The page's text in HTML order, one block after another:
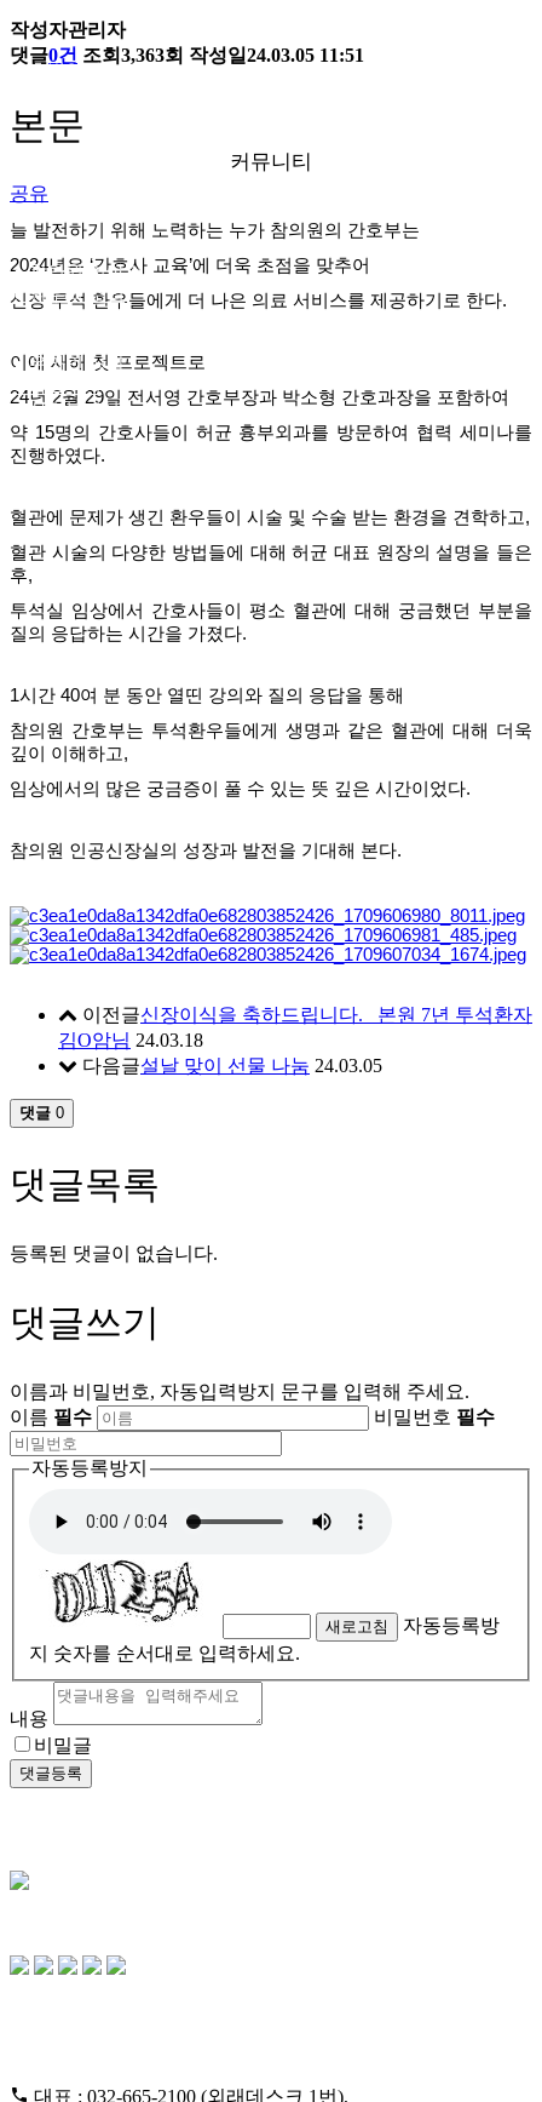
● 층별안내
커뮤니티
● 참의원 이야기
● 환우의 소리
● 온라인 상담
● 자필후기
● 사회복지실
작성자관리자
댓글0건 조회3,363회 작성일24.03.05 11:51
본문
공유
늘 발전하기 위해 노력하는 누가 참의원의 간호부는
2024년은 ‘간호사 교육’에 더욱 초점을 맞추어
신장 투석 환우들에게 더 나은 의료 서비스를 제공하기로 한다.
이에 새해 첫 프로젝트로
24년 2월 29일 전서영 간호부장과 박소형 간호과장을 포함하여
약 15명의 간호사들이 허균 흉부외과를 방문하여 협력 세미나를
진행하였다.
혈관에 문제가 생긴 환우들이 시술 및 수술 받는 환경을 견학하고,
혈관 시술의 다양한 방법들에 대해 허균 대표 원장의 설명을 들은
후,
투석실 임상에서 간호사들이 평소 혈관에 대해 궁금했던 부분을
질의 응답하는 시간을 가졌다.
1시간 40여 분 동안 열띤 강의와 질의 응답을 통해
참의원 간호부는 투석환우들에게 생명과 같은 혈관에 대해 더욱
깊이 이해하고,
임상에서의 많은 궁금증이 풀 수 있는 뜻 깊은 시간이었다.
참의원 인공신장실의 성장과 발전을 기대해 본다.
이전글신장이식을 축하드립니다. _본원 7년 투석환자
김O암님 24.03.18
다음글설날 맞이 선물 나눔 24.03.05
댓글 0
댓글목록
등록된 댓글이 없습니다.
댓글쓰기
이름과 비밀번호, 자동입력방지 문구를 입력해 주세요.
이름 필수 비밀번호 필수
자동등록방지
새로고침
자동등록방
지 숫자를 순서대로 입력하세요.
내용
비밀글
댓글등록
대표 : 032-665-2100 (외래데스크 1번),